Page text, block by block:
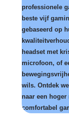
professionele
beste vijf
gebaseerd op
headset met
microfoon, of
wils. Ontdek
naar een
comfortabel